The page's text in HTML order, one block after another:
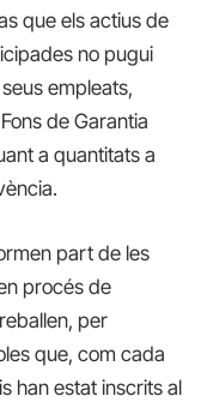
que els actius de
no pugui
empleats,
de Garantia
a quantitats a
part de les
procés de
per
que, com cada
han estat inscrits al